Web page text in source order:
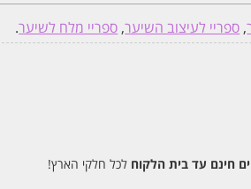
, ספריי לעיצוב השיער, ספריי מלח לשיער.
חינם עד בית הלקוח לכל חלקי הארץ!